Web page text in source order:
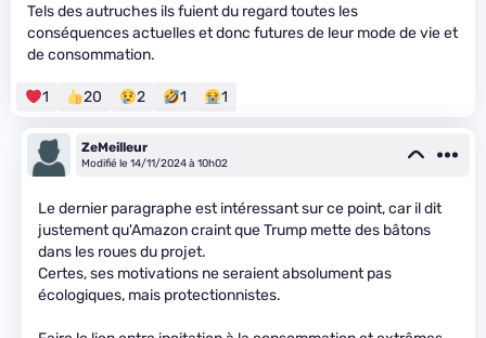
Tels des autruches ils fuient du regard toutes les
conséquences actuelles et donc futures de leur mode de vie et
de consommation.
1 20 2 1 1
ZeMeilleur
Modifié le 14/11/2024 à 10h02
Le dernier paragraphe est intéressant sur ce point, car il dit
justement qu'Amazon craint que Trump mette des bâtons
dans les roues du projet.
Certes, ses motivations ne seraient absolument pas
écologiques, mais protectionnistes.